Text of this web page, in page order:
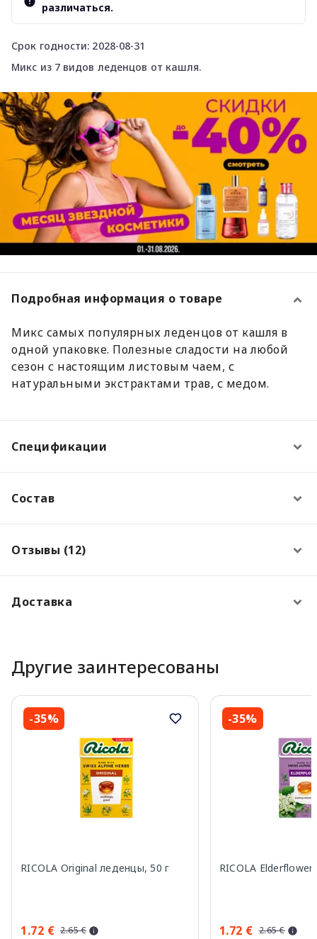
Срок годности: 2028-08-31
Микс из 7 видов леденцов от кашля.
различаться.
Подробная информация о товаре
Микс самых популярных леденцов от кашля в
одной упаковке. Полезные сладости на любой
сезон с настоящим листовым чаем, с
натуральными экстрактами трав, с медом.
Спецификации
Состав
Отзывы (12)
Доставка
Другие заинтересованы
-35%
RICOLA Original леденцы, 50 г
1.72 € 2.65 €
-35%
RICOLA
1.72 € 2.65 €